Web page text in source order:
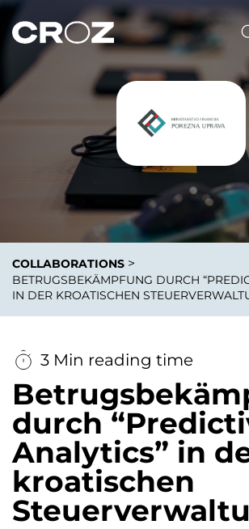
COLLABORATIONS >
BETRUGSBEKÄMPFUNG DURCH
IN DER KROATISCHEN
3 Min reading time
durch
Analytics” in
kroatischen